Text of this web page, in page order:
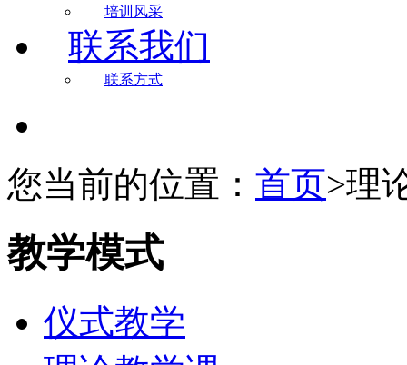
培训风采
联系我们
联系方式
您当前的位置： 首页>理
教学模式
仪式教学